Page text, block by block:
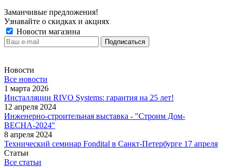
Заманчивые предложения!
Узнавайте о скидках и акциях
Новости магазина
Новости
Все новости
1 марта 2026
Инсталляции RIVO Systems: гарантия на 25 лет!
12 апреля 2024
Инженерно-строительная выставка - "Строим Дом-
ВЕСНА-2024"
8 апреля 2024
Технический семинар Fondital в Санкт-Петербурге 17 апреля
Статьи
Все статьи